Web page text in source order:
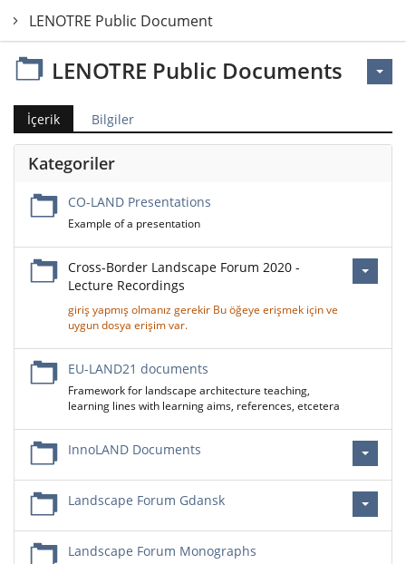
LENOTRE Public Documents
LENOTRE Public Documents
İçerik Bilgiler
Kategoriler
CO-LAND Presentations
Example of a presentation
Cross-Border Landscape Forum 2020 -
Lecture Recordings
giriş yapmış olmanız gerekir Bu öğeye erişmek için ve
uygun dosya erişim var.
EU-LAND21 documents
Framework for landscape architecture teaching,
learning lines with learning aims, references, etcetera
InnoLAND Documents
Landscape Forum Gdansk
Landscape Forum Monographs